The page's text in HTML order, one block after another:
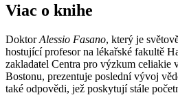
Viac o knihe
DoktorAlessio Fasano, který je
hostující profesor na lékařské fakultě
zakladatel Centra pro výzkum celiakie
Bostonu, prezentuje poslední vývoj
také odpovědi, jež poskytují stále